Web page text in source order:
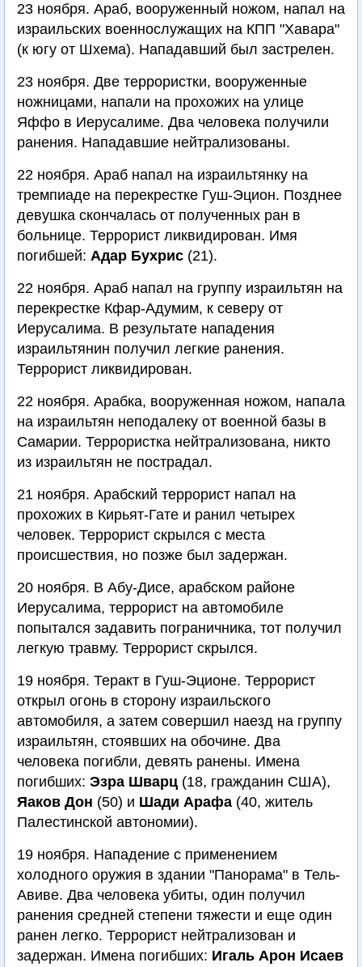
23 ноября. Араб, вооруженный ножом, напал на
израильских военнослужащих на КПП "Хавара"
(к югу от Шхема). Нападавший был застрелен.
23 ноября. Две террористки, вооруженные
ножницами, напали на прохожих на улице
Яффо в Иерусалиме. Два человека получили
ранения. Нападавшие нейтрализованы.
22 ноября. Араб напал на израильтянку на
тремпиаде на перекрестке Гуш-Эцион. Позднее
девушка скончалась от полученных ран в
больнице. Террорист ликвидирован. Имя
погибшей: Адар Бухрис (21).
22 ноября. Араб напал на группу израильтян на
перекрестке Кфар-Адумим, к северу от
Иерусалима. В результате нападения
израильтянин получил легкие ранения.
Террорист ликвидирован.
22 ноября. Арабка, вооруженная ножом, напала
на израильтян неподалеку от военной базы в
Самарии. Террористка нейтрализована, никто
из израильтян не пострадал.
21 ноября. Арабский террорист напал на
прохожих в Кирьят-Гате и ранил четырех
человек. Террорист скрылся с места
происшествия, но позже был задержан.
20 ноября. В Абу-Дисе, арабском районе
Иерусалима, террорист на автомобиле
попытался задавить пограничника, тот получил
легкую травму. Террорист скрылся.
19 ноября. Теракт в Гуш-Эционе. Террорист
открыл огонь в сторону израильского
автомобиля, а затем совершил наезд на группу
израильтян, стоявших на обочине. Два
человека погибли, девять ранены. Имена
погибших: Эзра Шварц (18, гражданин США),
Яаков Дон (50) и Шади Арафа (40, житель
Палестинской автономии).
19 ноября. Нападение с применением
холодного оружия в здании "Панорама" в Тель-
Авиве. Два человека убиты, один получил
ранения средней степени тяжести и еще один
ранен легко. Террорист нейтрализован и
задержан. Имена погибших: Игаль Арон Исаев